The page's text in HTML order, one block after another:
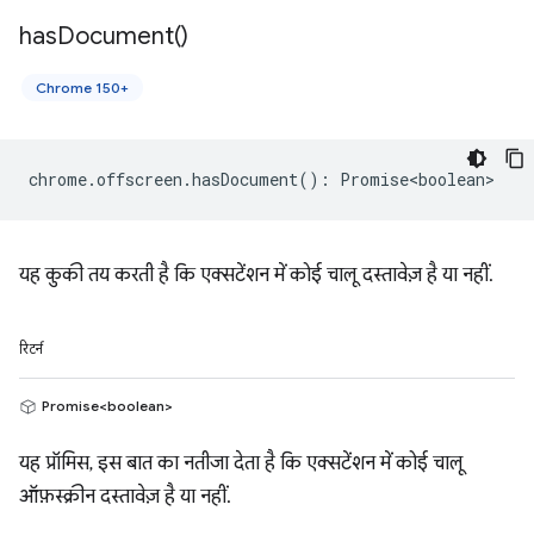
hasDocument()
Chrome 150+
chrome.offscreen .hasDocument() : Promise<boolean>
यह कुकी तय करती है कि एक्सटेंशन में कोई चालू दस्तावेज़ है या नहीं.
रिटर्न
Promise<boolean>
यह प्रॉमिस, इस बात का नतीजा देता है कि एक्सटेंशन में कोई चालू
ऑफ़स्क्रीन दस्तावेज़ है या नहीं.